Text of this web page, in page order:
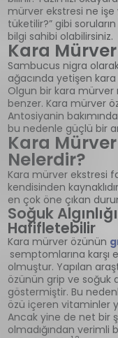
mürver ekstresi ne işe
tüketilir?” gibi
bilgi sahibi olabilirsiniz.
Kara
Sambucus nigra
ağacında yetişen
Olgun bir kara mürver
benzer. Kara mürver
Antosiyanin
bu nedenle güçlü bir
Kara
Nelerdir?
Kara mürver ekstresi
kendisinden
en çok öne çıkan
Soğuk
Hafifletebilir
Kara mürver özünün
semptomlarına karşı
olmuştur. Yapılan
özünün grip ve soğuk
göstermiştir. Bu
özü içeren vitaminler
Ancak yine de net bir
olmadığından verimli